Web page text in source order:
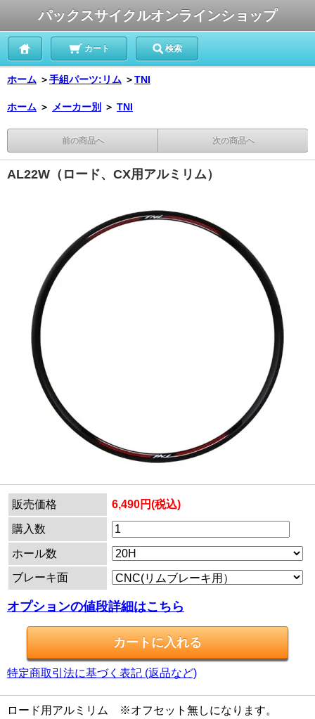
パックスサイクルオンラインショップ
カート 検索
ホーム ＞手組パーツ:リム ＞TNI
ホーム ＞ メーカー別 ＞ TNI
前の商品へ 次の商品へ
AL22W（ロード、CX用アルミリム）
販売価格 6,490円(税込)
購入数
ホール数
ブレーキ面
オプションの値段詳細はこちら
特定商取引法に基づく表記 (返品など)
ロード用アルミリム ※オフセット無しになります。